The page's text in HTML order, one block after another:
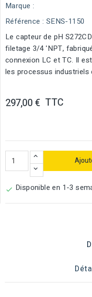
Marque :
Référence : SENS-1150
Le capteur de pH
filetage 3/4 'NPT,
connexion LC et TC. Il
les processus
297,00 € TTC
 Disponible en 1-3